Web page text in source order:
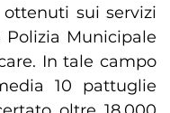
sui servizi
Municipale
In tale campo
10 pattuglie